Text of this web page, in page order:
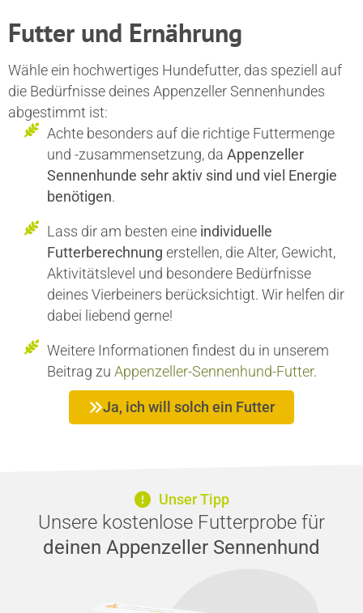
Futter und Ernährung
Wähle ein hochwertiges Hundefutter, das speziell auf
die Bedürfnisse deines Appenzeller Sennenhundes
abgestimmt ist:
Achte besonders auf die richtige Futtermenge
und -zusammensetzung, da Appenzeller
Sennenhunde sehr aktiv sind und viel Energie
benötigen.
Lass dir am besten eine individuelle
Futterberechnung erstellen, die Alter, Gewicht,
Aktivitätslevel und besondere Bedürfnisse
deines Vierbeiners berücksichtigt. Wir helfen dir
dabei liebend gerne!
Weitere Informationen findest du in unserem
Beitrag zu Appenzeller-Sennenhund-Futter.
Ja, ich will solch ein Futter
Unser Tipp
Unsere kostenlose Futterprobe für
deinen Appenzeller Sennenhund